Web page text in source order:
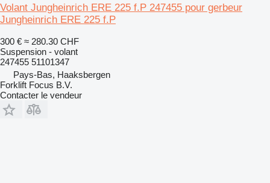
Volant Jungheinrich ERE 225 f.P 247455 pour gerbeur
Jungheinrich ERE 225 f.P
300 € ≈ 280.30 CHF
Suspension - volant
247455 51101347
Pays-Bas, Haaksbergen
Forklift Focus B.V.
Contacter le vendeur